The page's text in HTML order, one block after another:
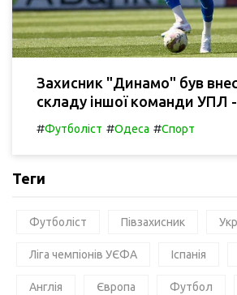
Захисник "Динамо" був
складу іншої команди УПЛ
#Футболіст #Одеса #Спорт
Теги
Футболіст Півзахисник
Ліга чемпіонів УЄФА Іспанія
Англія Європа Футбол